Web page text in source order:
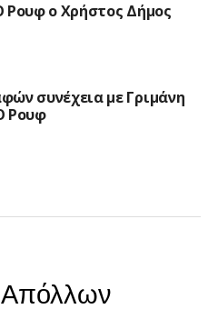
Ρουφ ο Χρήστος Δήμος
συνέχεια με Γριμάνη
Ρουφ
Απόλλων